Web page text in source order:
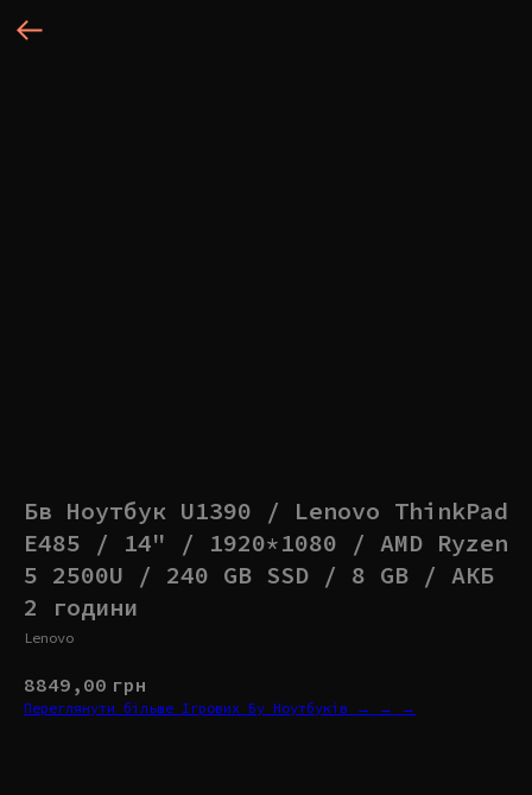
Бв Ноутбук U1390 / Lenovo ThinkPad
E485 / 14" / 1920*1080 / AMD Ryzen
5 2500U / 240 GB SSD / 8 GB / АКБ
2 години
Lenovo
8849,00 грн
Переглянути більше Ігрових Бу Ноутбуків → → →